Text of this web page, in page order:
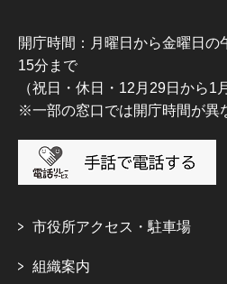
開庁時間：月曜日から金曜日の
15分まで
（祝日・休日・12月29日から1
※一部の窓口では開庁時間が異
市役所アクセス・駐車場
組織案内